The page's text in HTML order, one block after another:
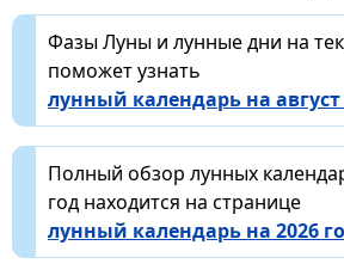
Фазы Луны и лунные дни на
поможет узнать
лунный календарь на август
Полный обзор лунных
год находится на странице
лунный календарь на 2026